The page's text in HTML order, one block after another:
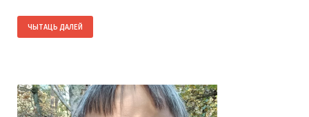
ЧЫТАЦЬ ДАЛЕЙ